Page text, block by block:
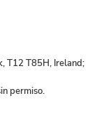
T12 T85H, Ireland;
permiso.